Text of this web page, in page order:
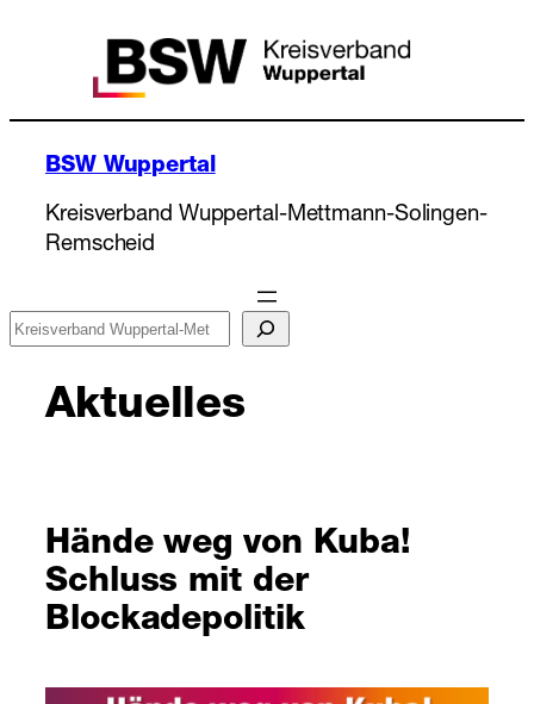
BSW Wuppertal
Kreisverband Wuppertal-Mettmann-Solingen-
Remscheid
Suchen
Aktuelles
Hände weg von Kuba!
Schluss mit der
Blockadepolitik